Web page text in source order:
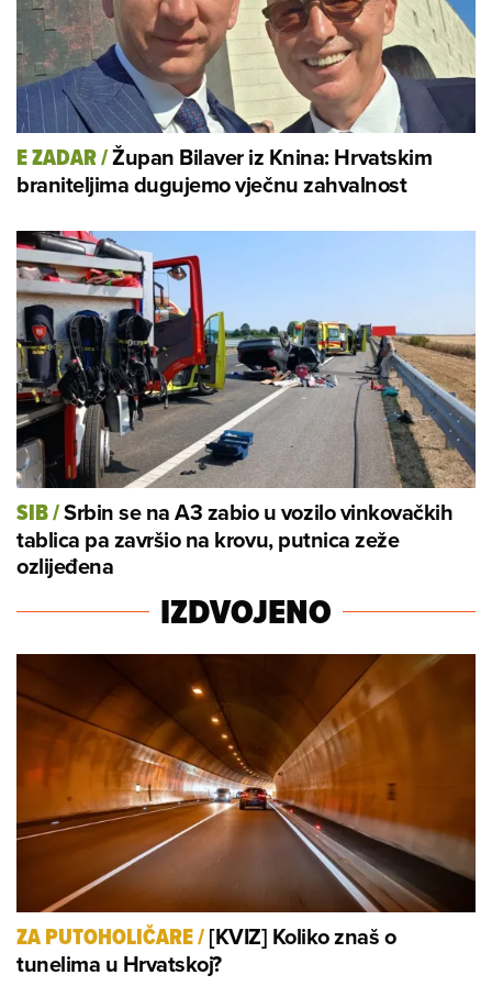
E ZADAR/Župan Bilaver iz Knina: Hrvatskim
braniteljima dugujemo vječnu zahvalnost
SIB/Srbin se na A3 zabio u vozilo vinkovačkih
tablica pa završio na krovu, putnica zeže
ozlijeđena
IZDVOJENO
ZA PUTOHOLIČARE/[KVIZ] Koliko znaš o
tunelima u Hrvatskoj?